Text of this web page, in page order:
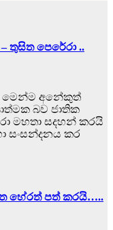
තුසිත පෙරේරා ..
මෙන්ම අනේකුත්
බව ජාතික
මහතා සදහන් කරයි
සංසන්දනය කර
හේරත් පත් කරයි…..